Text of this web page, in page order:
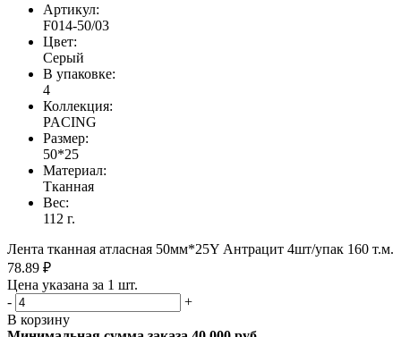
Артикул:
F014-50/03
Цвет:
Серый
В упаковке:
4
Коллекция:
PACING
Размер:
50*25
Материал:
Тканная
Вес:
112 г.
Лента тканная атласная 50мм*25Y Антрацит 4шт/упак 160 т.м.
78.89 ₽
Цена указана за 1 шт.
-
+
В корзину